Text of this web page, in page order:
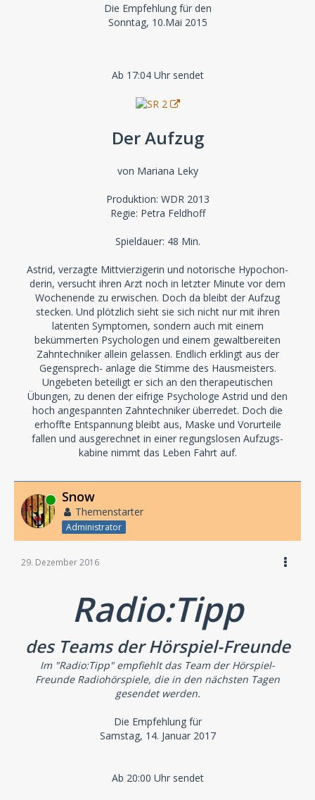
Die Empfehlung für den
Sonntag, 10.Mai 2015
Ab 17:04 Uhr sendet
Der Aufzug
von Mariana Leky
Produktion: WDR 2013
Regie: Petra Feldhoff
Spieldauer: 48 Min.
Astrid, verzagte Mittvierzigerin und notorische Hypochon-
derin, versucht ihren Arzt noch in letzter Minute vor dem
Wochenende zu erwischen. Doch da bleibt der Aufzug
stecken. Und plötzlich sieht sie sich nicht nur mit ihren
latenten Symptomen, sondern auch mit einem
bekümmerten Psychologen und einem gewaltbereiten
Zahntechniker allein gelassen. Endlich erklingt aus der
Gegensprech- anlage die Stimme des Hausmeisters.
Ungebeten beteiligt er sich an den therapeutischen
Übungen, zu denen der eifrige Psychologe Astrid und den
hoch angespannten Zahntechniker überredet. Doch die
erhoffte Entspannung bleibt aus, Maske und Vorurteile
fallen und ausgerechnet in einer regungslosen Aufzugs-
kabine nimmt das Leben Fahrt auf.
Online Snow
Themenstarter
Administrator
29. Dezember 2016
Radio:Tipp
des Teams der Hörspiel-Freunde
Im "Radio:Tipp" empfiehlt das Team der Hörspiel-
Freunde Radiohörspiele, die in den nächsten Tagen
gesendet werden.
Die Empfehlung für
Samstag, 14. Januar 2017
Ab 20:00 Uhr sendet